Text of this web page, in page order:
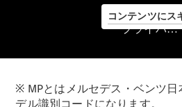
コンテンツにス
プライバシーポリシー
※ MPとはメルセデス・ベンツ
デル識別コードになります。